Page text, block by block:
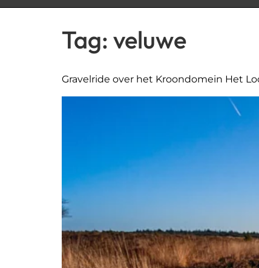
Tag: veluwe
Gravelride over het Kroondomein Het